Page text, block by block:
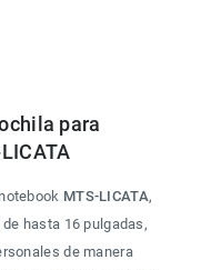
para
MTS-LICATA,
hasta 16 pulgadas,
de manera